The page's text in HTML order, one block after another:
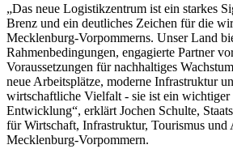
„Das neue Logistikzentrum ist ein starkes
Brenz und ein deutliches Zeichen für die
Mecklenburg-Vorpommerns. Unser Land
Rahmenbedingungen, engagierte Partner
Voraussetzungen für nachhaltiges
neue Arbeitsplätze, moderne Infrastruktur
wirtschaftliche Vielfalt - sie ist ein
Entwicklung“, erklärt Jochen Schulte,
für Wirtschaft, Infrastruktur, Tourismus und
Mecklenburg-Vorpommern.